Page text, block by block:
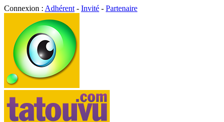
Connexion : Adhérent - Invité - Partenaire